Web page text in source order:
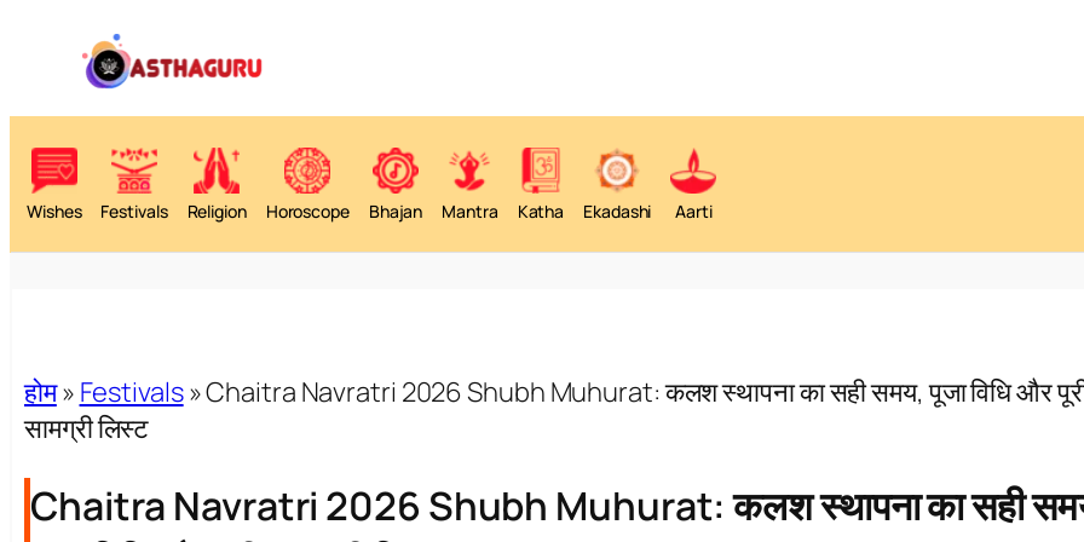
Wishes Festivals Religion Horoscope Bhajan Mantra Katha Ekadashi Aarti
होम» Festivals»Chaitra Navratri 2026 Shubh Muhurat: कलश स्थापना का सही समय, पूजा विधि और
सामग्री लिस्ट
Chaitra Navratri 2026 Shubh Muhurat: कलश स्थापना का सही